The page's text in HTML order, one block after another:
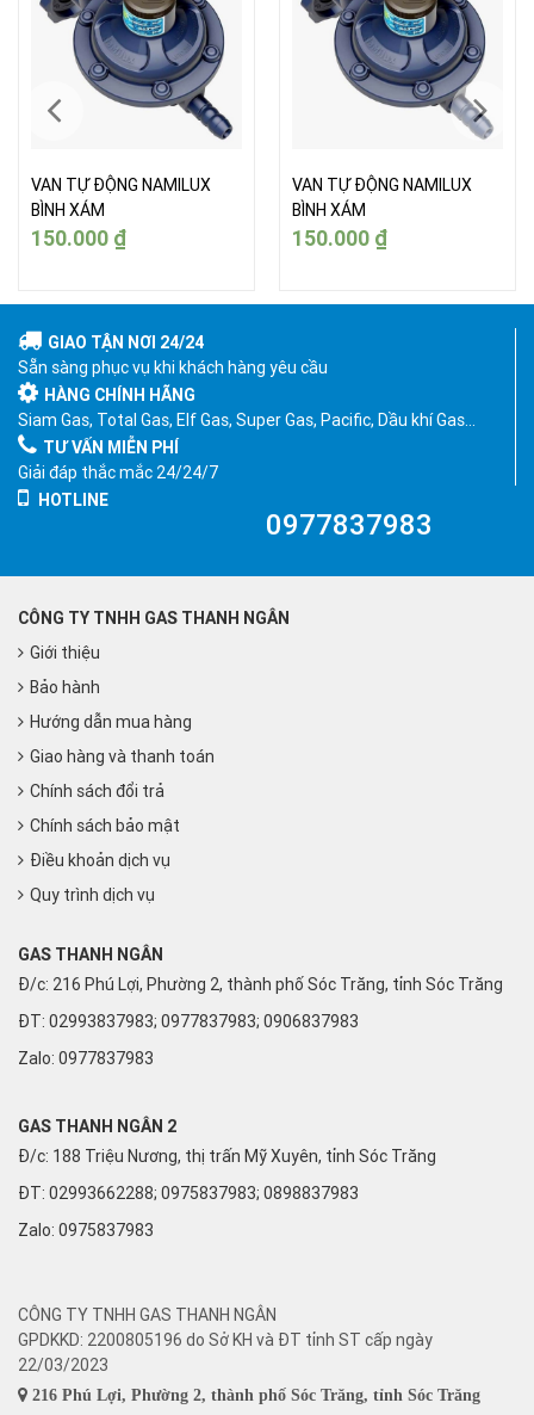
VAN TỰ ĐỘNG NAMILUX
BÌNH XÁM
150.000 ₫
VAN TỰ ĐỘNG NAMILUX
BÌNH XÁM
150.000 ₫
GIAO TẬN NƠI 24/24
Sẵn sàng phục vụ khi khách hàng yêu cầu
HÀNG CHÍNH HÃNG
Siam Gas, Total Gas, Elf Gas, Super Gas, Pacific, Dầu khí Gas…
TƯ VẤN MIỄN PHÍ
Giải đáp thắc mắc 24/24/7
HOTLINE
0977837983
CÔNG TY TNHH GAS THANH NGÂN
Giới thiệu
Bảo hành
Hướng dẫn mua hàng
Giao hàng và thanh toán
Chính sách đổi trả
Chính sách bảo mật
Điều khoản dịch vụ
Quy trình dịch vụ
GAS THANH NGÂN
Đ/c: 216 Phú Lợi, Phường 2, thành phố Sóc Trăng, tỉnh Sóc Trăng
ĐT: 02993837983; 0977837983; 0906837983
Zalo: 0977837983
GAS THANH NGÂN 2
Đ/c: 188 Triệu Nương, thị trấn Mỹ Xuyên, tỉnh Sóc Trăng
ĐT: 02993662288; 0975837983; 0898837983
Zalo: 0975837983
CÔNG TY TNHH GAS THANH NGÂN
GPDKKD: 2200805196 do Sở KH và ĐT tỉnh ST cấp ngày
22/03/2023
216 Phú Lợi, Phường 2, thành phố Sóc Trăng, tỉnh Sóc Trăng